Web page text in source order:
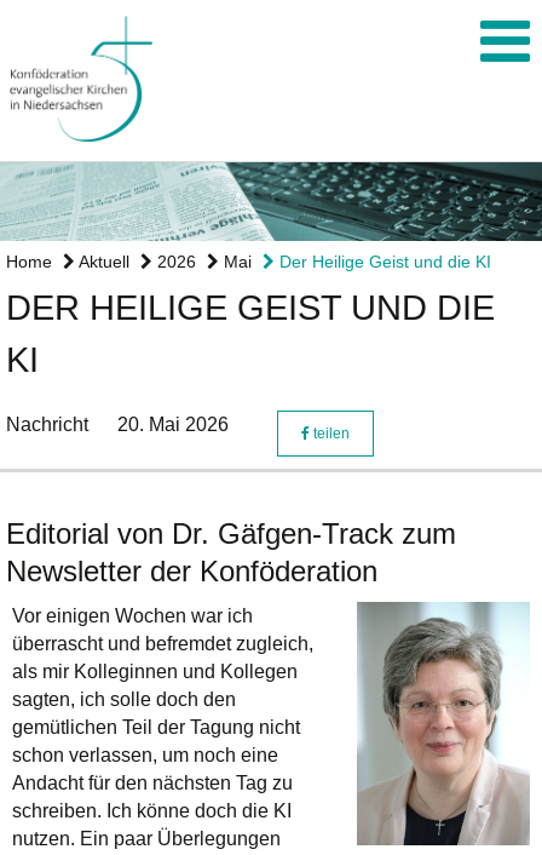
Home Aktuell 2026 Mai Der Heilige Geist und die KI
DER HEILIGE GEIST UND DIE
KI
Nachricht 20. Mai 2026 teilen
Editorial von Dr. Gäfgen-Track zum
Newsletter der Konföderation
Vor einigen Wochen war ich
überrascht und befremdet zugleich,
als mir Kolleginnen und Kollegen
sagten, ich solle doch den
gemütlichen Teil der Tagung nicht
schon verlassen, um noch eine
Andacht für den nächsten Tag zu
schreiben. Ich könne doch die KI
nutzen. Ein paar Überlegungen